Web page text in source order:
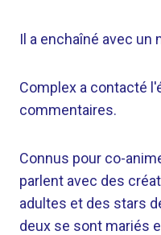
Il a enchaîné avec un
Complex a contacté
commentaires.
Connus pour co-
parlent avec des
adultes et des stars
deux se sont mariés